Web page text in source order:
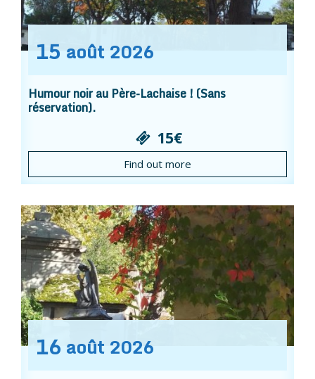
15 août 2026
Humour noir au Père-Lachaise ! (Sans
réservation).
15€
Find out more
16 août 2026